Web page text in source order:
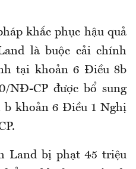
khắc phục hậu quả
là buộc cải chính
tại khoản 6 Điều 8b
NĐ-CP được bổ sung
b khoản 6 Điều 1 Nghị
Land bị phạt 45 triệu